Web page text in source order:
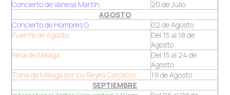
Concierto de Vanesa Martín
20 de Julio
AGOSTO
Concierto de Hombres G
02 de Agosto
Puente de Agosto
Del 15 al 18 de
Agosto
Feria de Málaga
Del 15 al 24 de
Agosto
Toma de Málaga por los Reyes Católicos
19 de Agosto
SEPTIEMBRE